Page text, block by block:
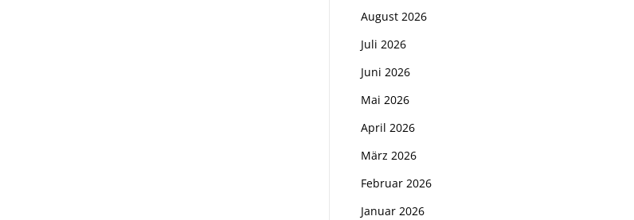
August 2026
Juli 2026
Juni 2026
Mai 2026
April 2026
März 2026
Februar 2026
Januar 2026